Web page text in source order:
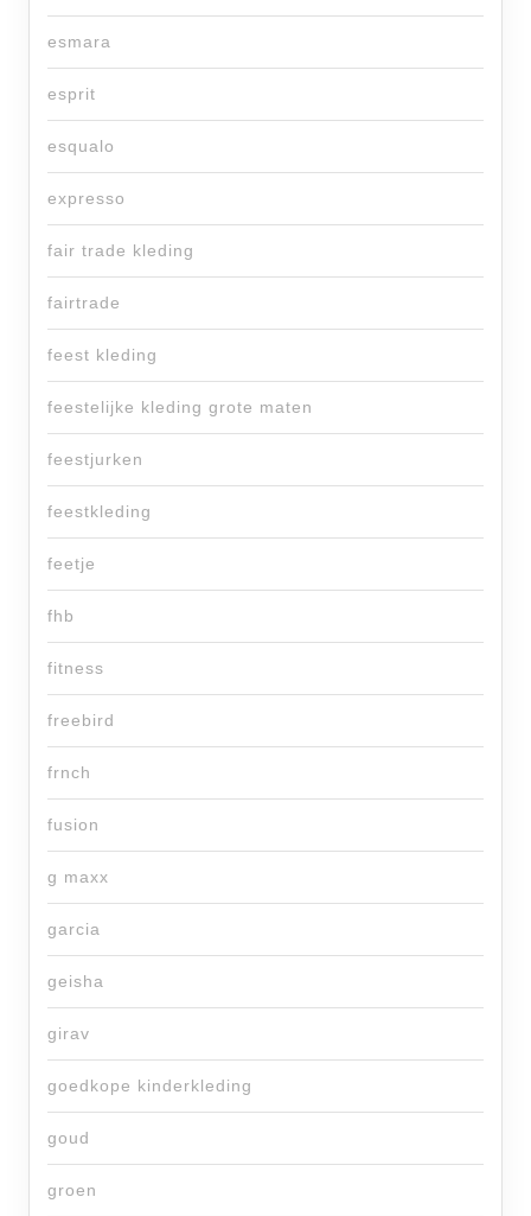
esmara
esprit
esqualo
expresso
fair trade kleding
fairtrade
feest kleding
feestelijke kleding grote maten
feestjurken
feestkleding
feetje
fhb
fitness
freebird
frnch
fusion
g maxx
garcia
geisha
girav
goedkope kinderkleding
goud
groen